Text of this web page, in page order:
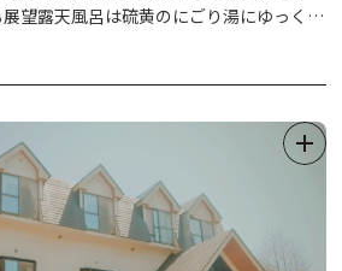
望露天風呂は硫黄のにごり湯にゆっくり